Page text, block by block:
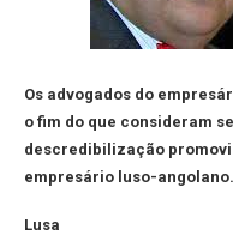
Os advogados do
o fim do que consideram
descredibilização
empresário luso-angolano.
Lusa